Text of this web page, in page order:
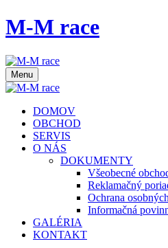
M-M race
Menu
DOMOV
OBCHOD
SERVIS
O NÁS
DOKUMENTY
Všeobecné
Reklamačný
Ochrana
Informačná
GALÉRIA
KONTAKT